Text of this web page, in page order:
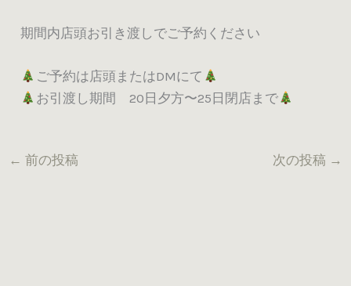
期間内店頭お引き渡しでご予約ください
ご予約は店頭またはDMにて
お引渡し期間 20日夕方〜25日閉店まで
← 前の投稿 次の投稿 →